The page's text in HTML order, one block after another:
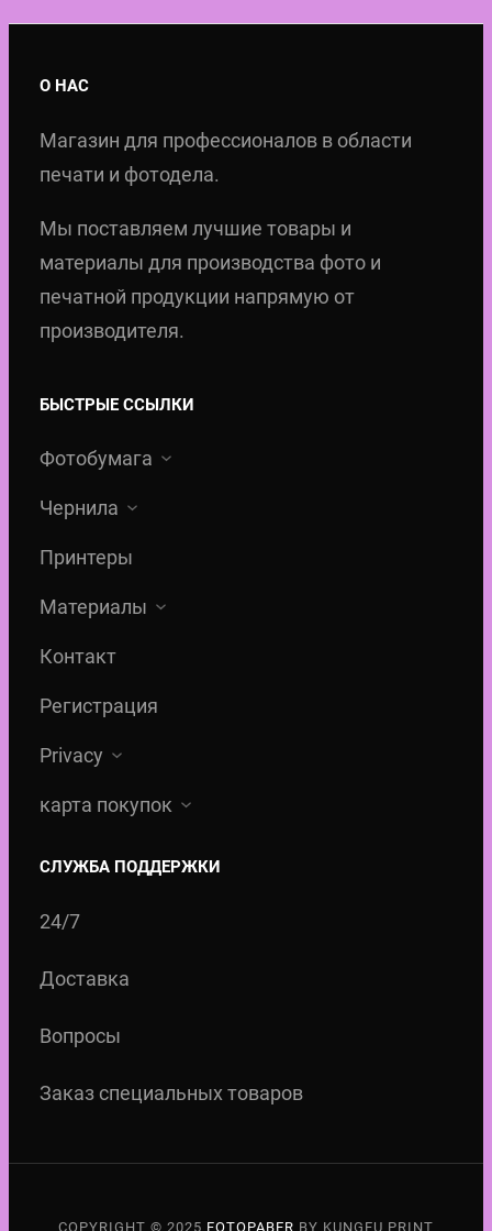
О НАС
Магазин для профессионалов в области
печати и фотодела.
Мы поставляем лучшие товары и
материалы для производства фото и
печатной продукции напрямую от
производителя.
БЫСТРЫЕ ССЫЛКИ
Фотобумага
Чернила
Принтеры
Материалы
Контакт
Регистрация
Privacy
карта покупок
СЛУЖБА ПОДДЕРЖКИ
24/7
Доставка
Вопросы
Заказ специальных товаров
COPYRIGHT © 2025 FOTOPABER BY KUNGFU PRINT